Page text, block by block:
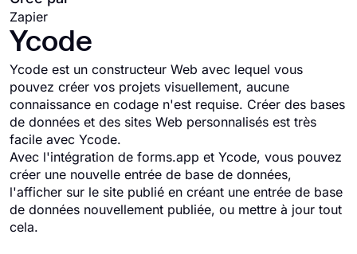
Zapier
Ycode
Ycode est un constructeur Web avec lequel vous
pouvez créer vos projets visuellement, aucune
connaissance en codage n'est requise. Créer des bases
de données et des sites Web personnalisés est très
facile avec Ycode.
Avec l'intégration de forms.app et Ycode, vous pouvez
créer une nouvelle entrée de base de données,
l'afficher sur le site publié en créant une entrée de base
de données nouvellement publiée, ou mettre à jour tout
cela.